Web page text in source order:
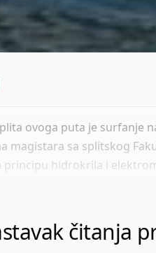
ovoga puta je surfanje
magistara sa splitskog
hidrokrila i
čitanja